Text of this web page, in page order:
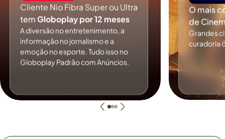
Cliente Nio Fibra Super ou Ultra
temGloboplay por 12 meses
A diversão no entretenimento, a
informação no jornalismo e a
emoção no esporte. Tudo isso no
Globoplay Padrão com Anúncios.
O mais
de
Grandes
curadoria